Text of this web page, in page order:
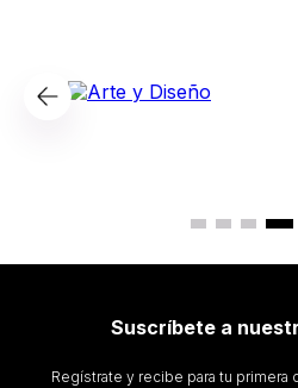
Suscríbete a
Regístrate y recibe para tu primera